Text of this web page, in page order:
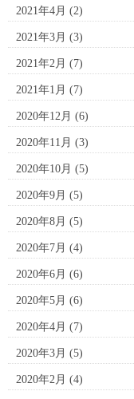
2021年4月 (2)
2021年3月 (3)
2021年2月 (7)
2021年1月 (7)
2020年12月 (6)
2020年11月 (3)
2020年10月 (5)
2020年9月 (5)
2020年8月 (5)
2020年7月 (4)
2020年6月 (6)
2020年5月 (6)
2020年4月 (7)
2020年3月 (5)
2020年2月 (4)